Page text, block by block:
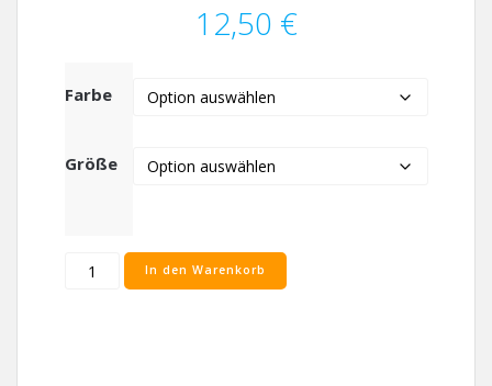
12,50 €
Farbe
Größe
ALPHATESTER
tomb
In den Warenkorb